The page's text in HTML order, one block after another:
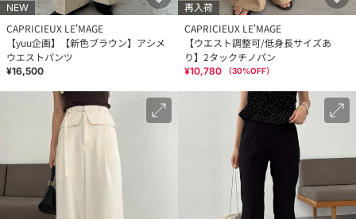
NEW
CAPRICIEUX LE'MAGE
【yuu企画】【新色ブラウン】アシメ
ウエストパンツ
¥16,500
再入荷
CAPRICIEUX LE'MAGE
【ウエスト調整可/低身長サイズあ
り】2タックチノパン
¥10,780 （30%OFF）